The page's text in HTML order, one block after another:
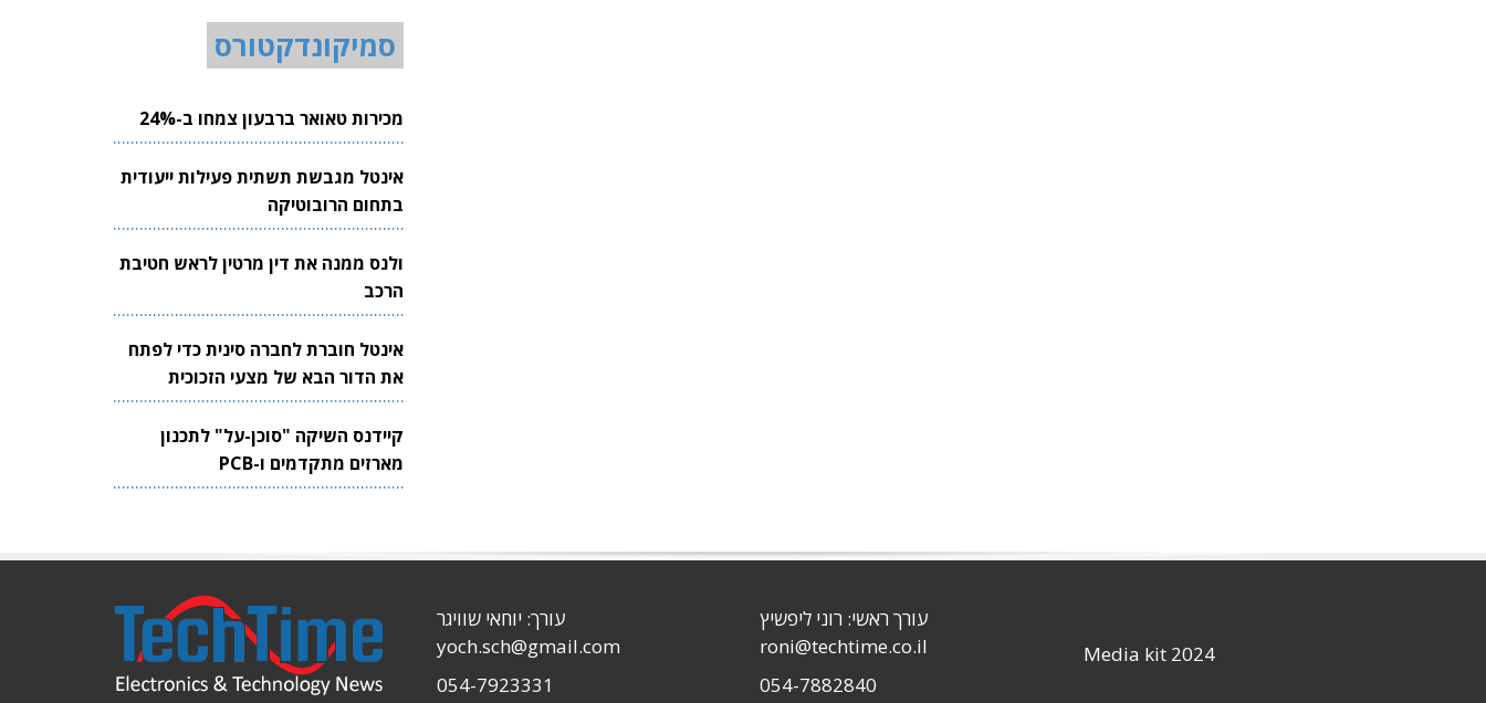
סמיקונדקטורס
מכירות טאואר ברבעון צמחו ב-24%
אינטל מגבשת תשתית פעילות ייעודית
בתחום הרובוטיקה
ולנס ממנה את דין מרטין לראש חטיבת
הרכב
אינטל חוברת לחברה סינית כדי לפתח
את הדור הבא של מצעי הזכוכית
לשבבים
קיידנס השיקה "סוכן-על" לתכנון
מארזים מתקדמים ו-PCB
Media kit 2024
עורך ראשי: רוני ליפשיץ
roni@techtime.co.il
054-7882840
עורך: יוחאי שוויגר
yoch.sch@gmail.com
054-7923331